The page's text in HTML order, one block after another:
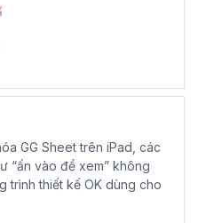
GG Sheet trên iPad, các
“ấn vào để xem” không
trình thiết kế OK dùng cho